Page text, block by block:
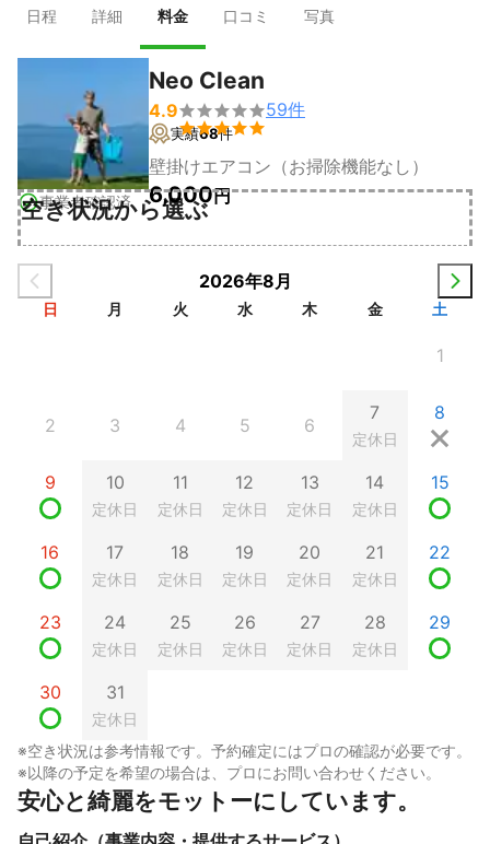
日程 詳細 料金 口コミ 写真
事業者確認済
Neo Clean
4.9

59件
実績68件
壁掛けエアコン（お掃除機能なし）
6,000円
空き状況から選ぶ
2026年8月
日 月 火 水 木 金 土
1
2 3 4 5 6
7
定休日
8
9 10
定休日
11
定休日
12
定休日
13
定休日
14
定休日
15
16 17
定休日
18
定休日
19
定休日
20
定休日
21
定休日
22
23 24
定休日
25
定休日
26
定休日
27
定休日
28
定休日
29
30 31
定休日
※空き状況は参考情報です。予約確定にはプロの確認が必要です。
※以降の予定を希望の場合は、プロにお問い合わせください。
安心と綺麗をモットーにしています。